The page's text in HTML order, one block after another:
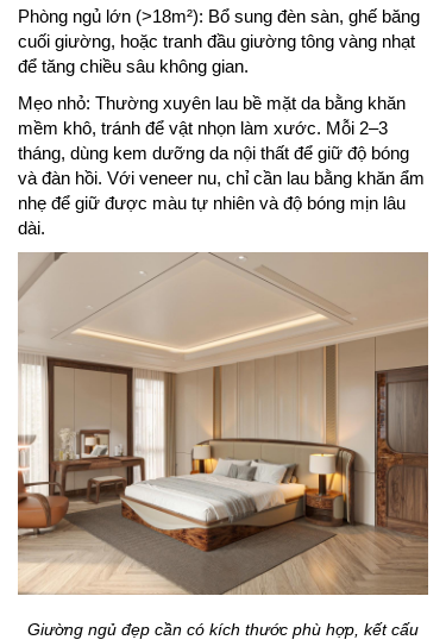
Phòng ngủ lớn (>18m²): Bổ sung đèn sàn, ghế băng
cuối giường, hoặc tranh đầu giường tông vàng nhạt
để tăng chiều sâu không gian.
Mẹo nhỏ: Thường xuyên lau bề mặt da bằng khăn
mềm khô, tránh để vật nhọn làm xước. Mỗi 2–3
tháng, dùng kem dưỡng da nội thất để giữ độ bóng
và đàn hồi. Với veneer nu, chỉ cần lau bằng khăn ẩm
nhẹ để giữ được màu tự nhiên và độ bóng mịn lâu
dài.
Giường ngủ đẹp cần có kích thước phù hợp, kết cấu